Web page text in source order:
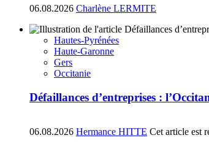
06.08.2026 Charlène LERMITE
Hautes-Pyrénées
Haute-Garonne
Gers
Occitanie
Défaillances d’entreprises :
06.08.2026 Hermance HITTE Cet article est